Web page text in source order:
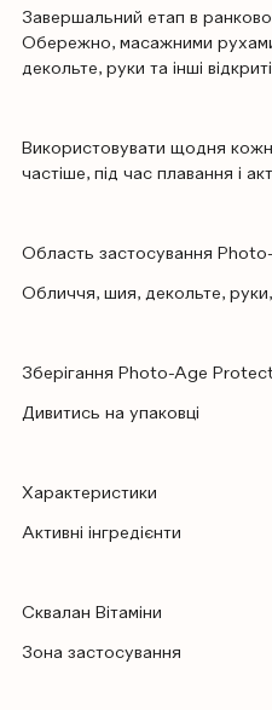
Завершальний етап в
Обережно, масажними
декольте, руки та інші
Використовувати щодня
частіше, під час плавання і
Область застосування
Обличчя, шия, декольте, руки,
Зберігання Photo-Age
Дивитись на упаковці
Характеристики
Активні інгредієнти
Сквалан Вітаміни
Зона застосування